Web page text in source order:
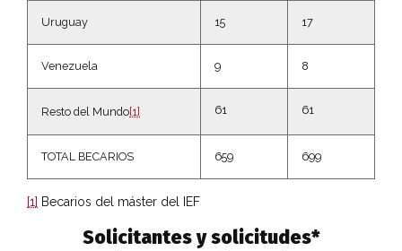
Uruguay 15 17
Venezuela 9 8
Resto del Mundo[1] 61 61
TOTAL BECARIOS 659 699
[1] Becarios del máster del IEF
Solicitantes y solicitudes*